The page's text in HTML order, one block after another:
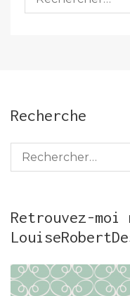
Recherche
Rechercher :
Retrouvez-